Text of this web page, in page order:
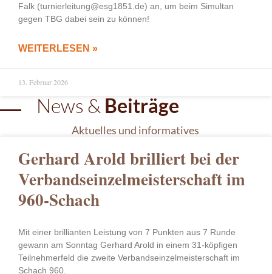
Falk (turnierleitung@esg1851.de) an, um beim Simultan
gegen TBG dabei sein zu können!
WEITERLESEN »
13. Februar 2026
News & Beiträge
Aktuelles und informatives
Gerhard Arold brilliert bei der
Verbandseinzelmeisterschaft im
960-Schach
Mit einer brillianten Leistung von 7 Punkten aus 7 Runde
gewann am Sonntag Gerhard Arold in einem 31-köpfigen
Teilnehmerfeld die zweite Verbandseinzelmeisterschaft im
Schach 960.